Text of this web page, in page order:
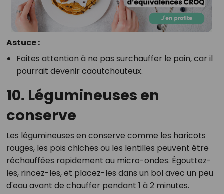
Astuce :
Faites attention à ne pas surchauffer le pain, car il
pourrait devenir caoutchouteux.
10. Légumineuses en
conserve
Les légumineuses en conserve comme les haricots
rouges, les pois chiches ou les lentilles peuvent être
réchauffées rapidement au micro-ondes. Égouttez-
les, rincez-les, et placez-les dans un bol avec un peu
d'eau avant de chauffer pendant 1 à 2 minutes.